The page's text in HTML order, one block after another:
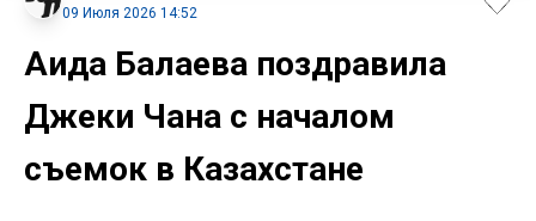
09 Июля 2026 14:52
Аида Балаева поздравила
Джеки Чана с началом
съемок в Казахстане